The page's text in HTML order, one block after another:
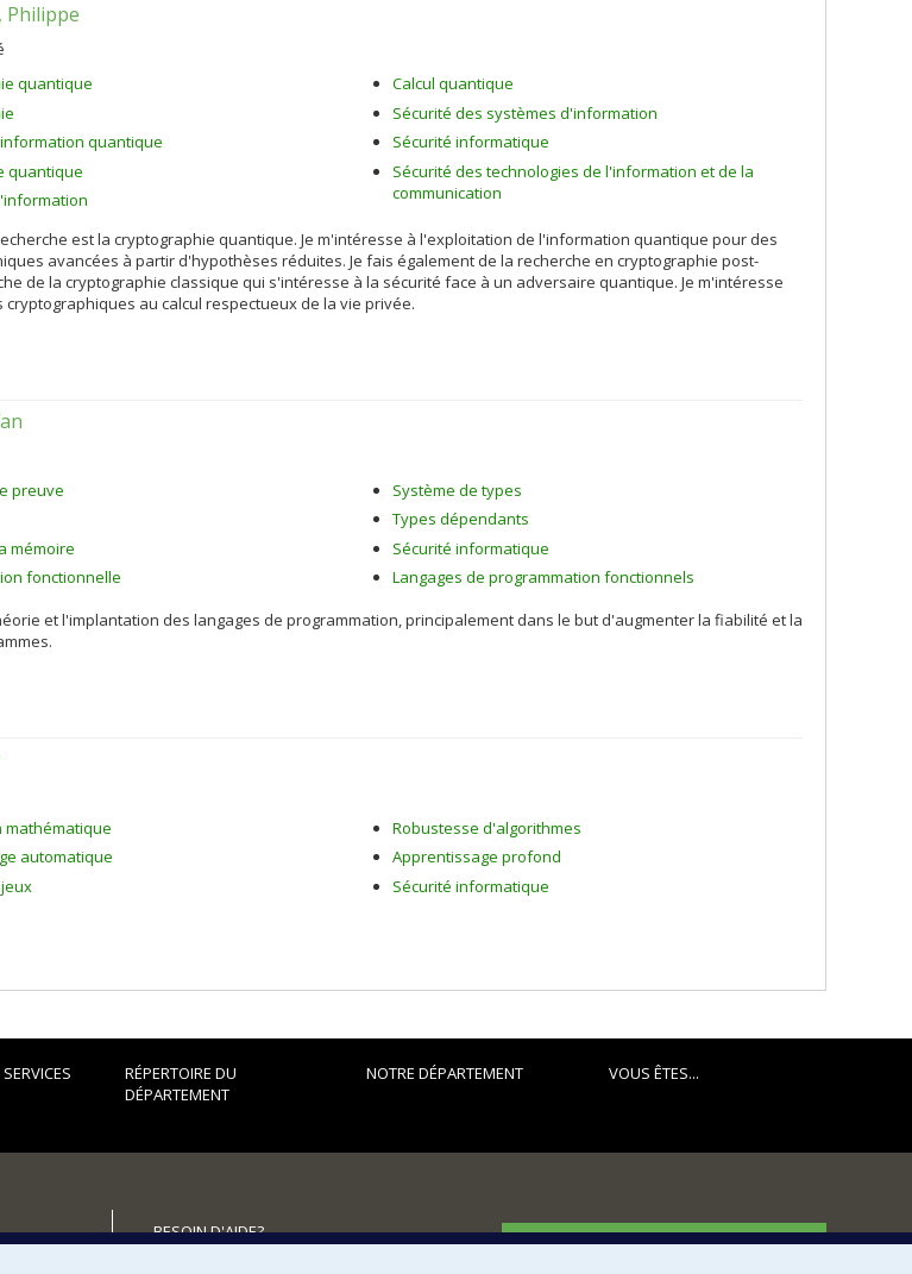
et à la modélisation de l'apprenant. Pour ce faire, j'utilise des techniques d'intelligence artificielle dont
et la fouille de données.
Philippe
quantique
quantique
quantique
Calcul quantique
Sécurité des systèmes d'information
Sécurité informatique
Sécurité des technologies de l'information et de la
communication
est la cryptographie quantique. Je m'intéresse à l'exploitation de l'information quantique pour des
avancées à partir d'hypothèses réduites. Je fais également de la recherche en cryptographie post-
de la cryptographie classique qui s'intéresse à la sécurité face à un adversaire quantique. Je m'intéresse
cryptographiques au calcul respectueux de la vie privée.
preuve
mémoire
fonctionnelle
Système de types
Types dépendants
Sécurité informatique
Langages de programmation fonctionnels
et l'implantation des langages de programmation, principalement dans le but d'augmenter la fiabilité et la
mathématique
automatique
Robustesse d'algorithmes
Apprentissage profond
Sécurité informatique
RÉPERTOIRE DU
DÉPARTEMENT
NOTRE DÉPARTEMENT VOUS ÊTES...
BESOIN D'AIDE?
FACULTÉ DES ARTS ET DES SCIENCES